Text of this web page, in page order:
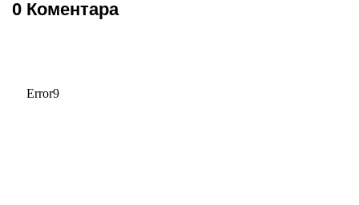
0 Коментара